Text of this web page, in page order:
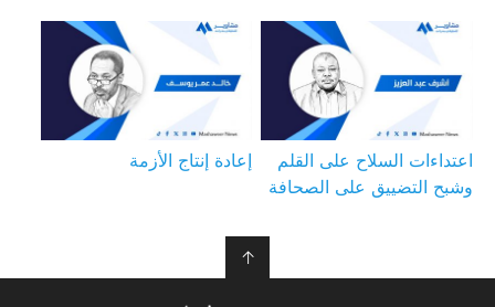
اعتداءات السلاح على القلم
وشبح التضييق على الصحافة
إعادة إنتاج الأزمة
↑